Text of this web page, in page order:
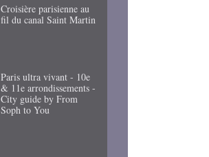
Croisière parisienne au
fil du canal Saint Martin
Paris ultra vivant - 10e
& 11e arrondissements -
City guide by From
Soph to You